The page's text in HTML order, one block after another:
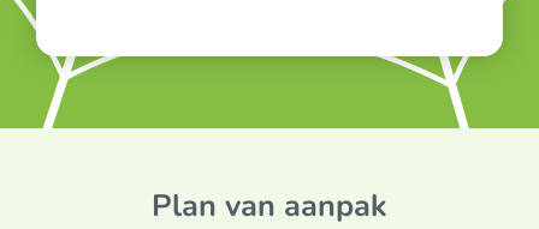
Plan van aanpak